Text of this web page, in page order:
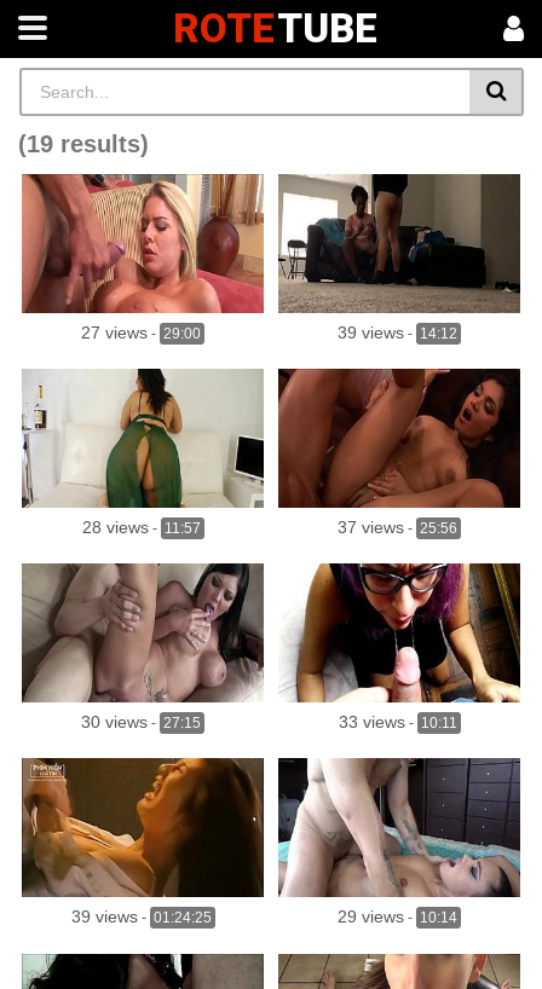
ROTETUBE
(19 results)
27 views - 29:00 39 views - 14:12
28 views- 11:57 37 views - 25:56
30 views - 27:15 33 views- 10:11
39 views- 01:24:25 29 views - 10:14